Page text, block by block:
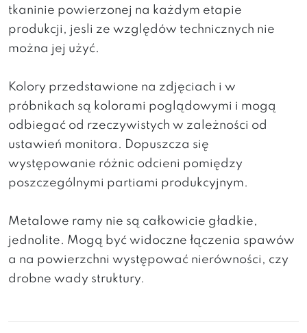
tkaninie powierzonej na każdym etapie
produkcji, jesli ze względów technicznych nie
można jej użyć.
Kolory przedstawione na zdjęciach i w
próbnikach są kolorami poglądowymi i mogą
odbiegać od rzeczywistych w zależności od
ustawień monitora. Dopuszcza się
występowanie różnic odcieni pomiędzy
poszczególnymi partiami produkcyjnym.
Metalowe ramy nie są całkowicie gładkie,
jednolite. Mogą być widoczne łączenia spawów
a na powierzchni występować nierówności, czy
drobne wady struktury.